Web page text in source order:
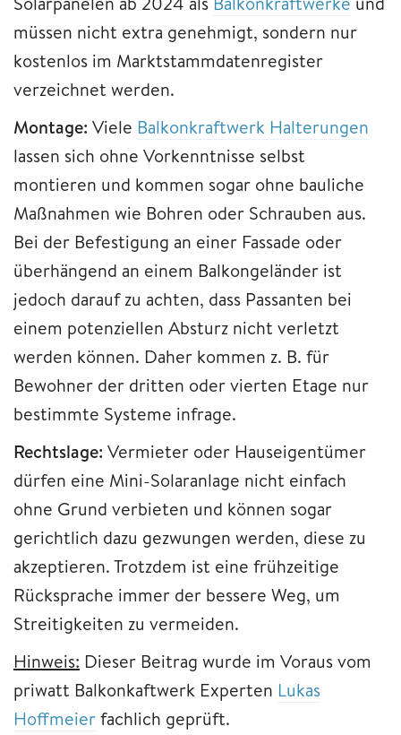
müssen nicht extra genehmigt, sondern nur
kostenlos im Marktstammdatenregister
verzeichnet werden.
Montage: Viele Balkonkraftwerk Halterungen
lassen sich ohne Vorkenntnisse selbst
montieren und kommen sogar ohne bauliche
Maßnahmen wie Bohren oder Schrauben aus.
Bei der Befestigung an einer Fassade oder
überhängend an einem Balkongeländer ist
jedoch darauf zu achten, dass Passanten bei
einem potenziellen Absturz nicht verletzt
werden können. Daher kommen z. B. für
Bewohner der dritten oder vierten Etage nur
bestimmte Systeme infrage.
Rechtslage: Vermieter oder Hauseigentümer
dürfen eine Mini-Solaranlage nicht einfach
ohne Grund verbieten und können sogar
gerichtlich dazu gezwungen werden, diese zu
akzeptieren. Trotzdem ist eine frühzeitige
Rücksprache immer der bessere Weg, um
Streitigkeiten zu vermeiden.
Hinweis: Dieser Beitrag wurde im Voraus vom
priwatt Balkonkaftwerk Experten Lukas
Hoffmeierfachlich geprüft.